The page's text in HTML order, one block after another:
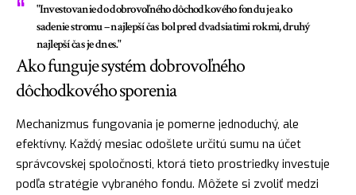
"Investovanie do dobrovoľného dôchodkového fondu je ako
sadenie stromu – najlepší čas bol pred dvadsiatimi rokmi, druhý
najlepší čas je dnes."
Ako funguje systém dobrovoľného
dôchodkového sporenia
Mechanizmus fungovania je pomerne jednoduchý, ale
efektívny. Každý mesiac odošlete určitú sumu na účet
správcovskej spoločnosti, ktorá tieto prostriedky investuje
podľa stratégie vybraného fondu. Môžete si zvoliť medzi